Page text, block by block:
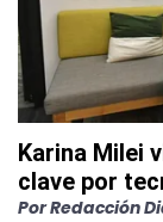
Karina Milei
clave por
PorRedacción